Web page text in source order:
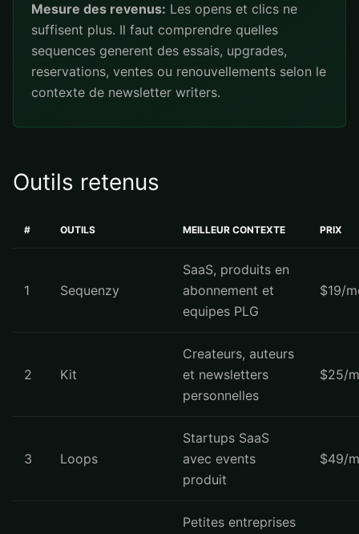
Mesure des revenus: Les opens et clics ne
suffisent plus. Il faut comprendre quelles
sequences generent des essais, upgrades,
reservations, ventes ou renouvellements selon le
contexte de newsletter writers.
Outils retenus
# OUTILS MEILLEUR CONTEXTE PRIX
1 Sequenzy
SaaS, produits en
abonnement et
equipes PLG
$19/
2 Kit
Createurs, auteurs
et newsletters
personnelles
$25/
3 Loops
Startups SaaS
avec events
produit
$49/
Petites entreprises